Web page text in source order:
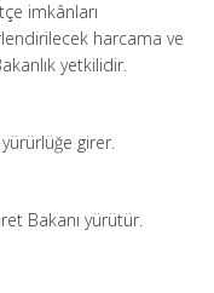
imkânları
harcama ve
yetkilidir.
girer.
Bakanı yürütür.